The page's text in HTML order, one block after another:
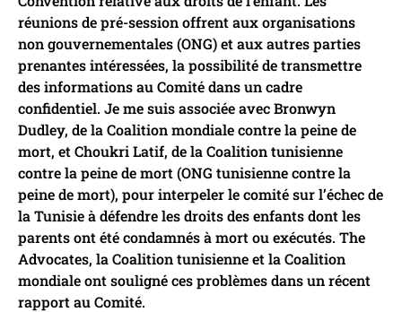
réunions de pré-session offrent aux organisations
non gouvernementales (ONG) et aux autres parties
prenantes intéressées, la possibilité de transmettre
des informations au Comité dans un cadre
confidentiel. Je me suis associée avec Bronwyn
Dudley, de la Coalition mondiale contre la peine de
mort, et Choukri Latif, de la Coalition tunisienne
contre la peine de mort (ONG tunisienne contre la
peine de mort), pour interpeler le comité sur l’échec de
la Tunisie à défendre les droits des enfants dont les
parents ont été condamnés à mort ou exécutés. The
Advocates, la Coalition tunisienne et la Coalition
mondiale ont souligné ces problèmes dans un récent
rapport au Comité.